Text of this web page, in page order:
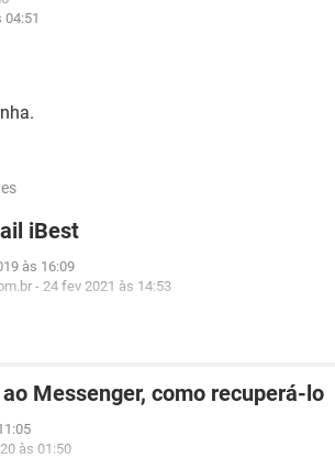
04:51
iBest
às 16:09
- 24 fev 2021 às 14:53
Messenger, como recuperá-lo
às 01:50